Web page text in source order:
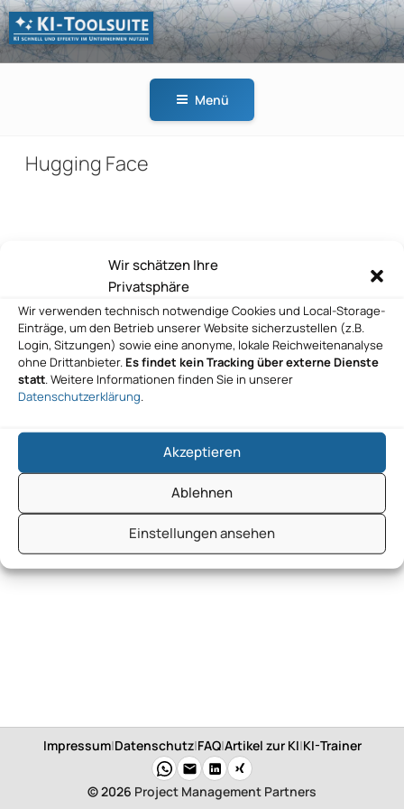
Wir schätzen Ihre
Privatsphäre
Wir verwenden technisch notwendige Cookies und Local-Storage-
Einträge, um den Betrieb unserer Website sicherzustellen (z.B.
Login, Sitzungen) sowie eine anonyme, lokale Reichweitenanalyse
ohne Drittanbieter. Es findet kein Tracking über externe Dienste
statt. Weitere Informationen finden Sie in unserer
Datenschutzerklärung.
Akzeptieren
Ablehnen
Einstellungen ansehen
Zum
Inhalt
springen
KI-
Menü
Hugging Face
Beitragsnavigation
Hugging Face
Nächster
Beitrag
WEITER
Hugging Face
Impressum|Datenschutz|FAQ|Artikel zur KI|KI-Trainer
© 2026 Project Management Partners